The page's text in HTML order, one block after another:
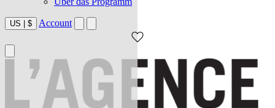
US $ Account